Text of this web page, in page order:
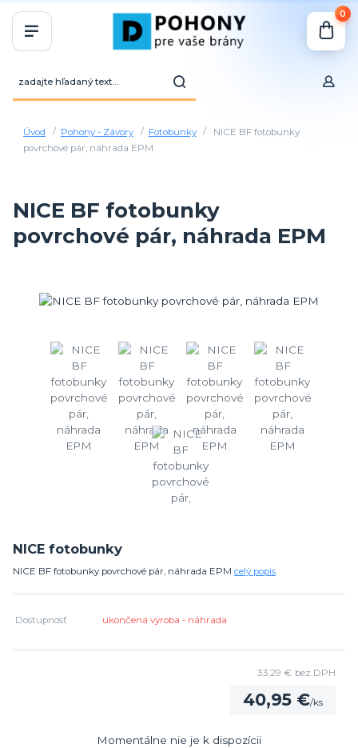
0
Úvod Pohony - Závory Fotobunky
NICE BF fotobunky
povrchové pár, náhrada EPM
NICE BF fotobunky
povrchové pár, náhrada EPM
NICE fotobunky
NICE BF fotobunky povrchové pár, náhrada EPM celý popis
Dostupnosť ukončená výroba - náhrada
40,95 €/ks
33,29 € bez DPH
Momentálne nie je k dispozícii